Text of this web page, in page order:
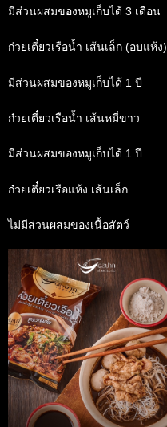
มีส่วนผสมของหมูเก็บได้ 3 เดือน
ก๋วยเตี๋ยวเรือน้ำ เส้นเล็ก (อบแห้ง)
มีส่วนผสมของหมูเก็บได้ 1 ปี
ก๋วยเตี๋ยวเรือน้ำ เส้นหมี่ขาว
มีส่วนผสมของหมูเก็บได้ 1 ปี
️ก๋วยเตี๋ยวเรือแห้ง เส้นเล็ก
ไม่มีส่วนผสมของเนื้อสัตว์